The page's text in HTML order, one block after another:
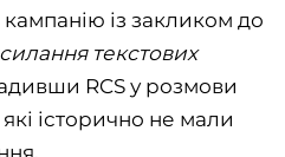
із закликом до
текстових
RCS у розмови
історично не мали